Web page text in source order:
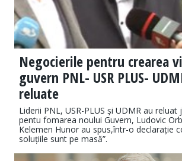
Negocierile pentru crearea
guvern PNL- USR PLUS-
reluate
​​Liderii PNL, USR-PLUS și UDMR au reluat
pentu fomarea noului Guvern, Ludovic
Kelemen Hunor au spus,într-o declarație
soluțiile sunt pe masă”.